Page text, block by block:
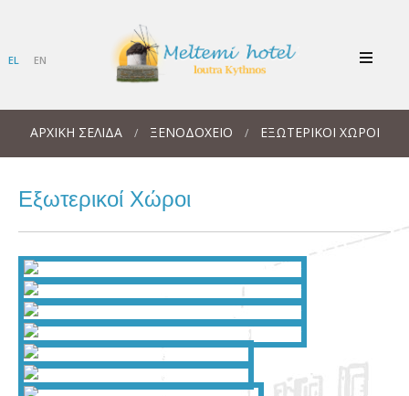
EL EN
ΑΡΧΙΚΉ ΣΕΛΊΔΑ / ΞΕΝΟΔΟΧΕΙΟ / ΕΞΩΤΕΡΙΚΟΊ ΧΏΡΟΙ
Εξωτερικοί Χώροι